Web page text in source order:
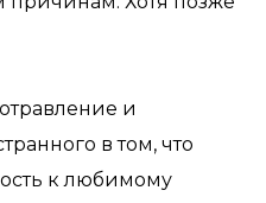
и
в том, что
к любимому